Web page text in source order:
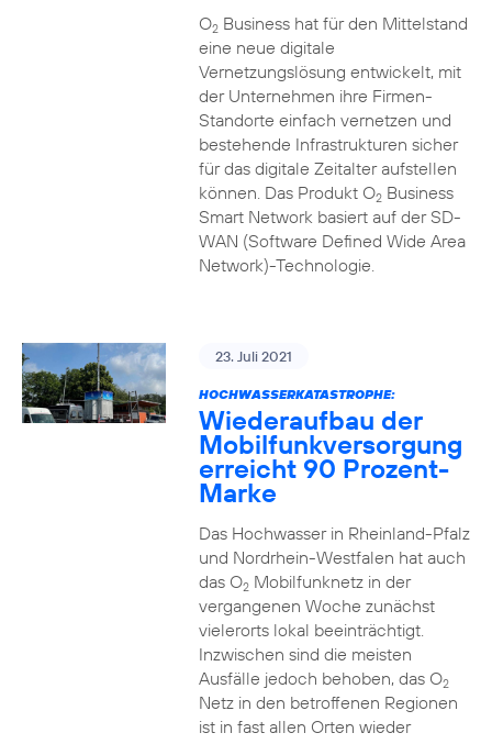
O2Business hat für den Mittelstand
eine neue digitale
Vernetzungslösung entwickelt, mit
der Unternehmen ihre Firmen-
Standorte einfach vernetzen und
bestehende Infrastrukturen sicher
für das digitale Zeitalter aufstellen
können. Das Produkt O2Business
Smart Network basiert auf der SD-
WAN (Software Defined Wide Area
Network)-Technologie.
23. Juli 2021
HOCHWASSERKATASTROPHE:
Wiederaufbau der
Mobilfunkversorgung
erreicht 90 Prozent-
Marke
Das Hochwasser in Rheinland-Pfalz
und Nordrhein-Westfalen hat auch
das O2Mobilfunknetz in der
vergangenen Woche zunächst
vielerorts lokal beeinträchtigt.
Inzwischen sind die meisten
Ausfälle jedoch behoben, das O2
Netz in den betroffenen Regionen
ist in fast allen Orten wieder